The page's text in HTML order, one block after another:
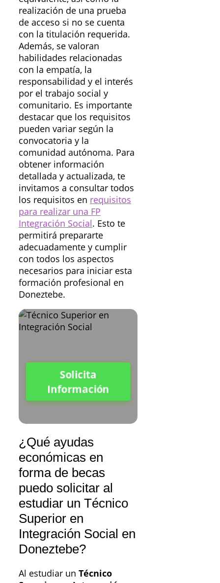
realización de una prueba
de acceso si no se cuenta
con la titulación requerida.
Además, se valoran
habilidades relacionadas
con la empatía, la
responsabilidad y el interés
por el trabajo social y
comunitario. Es importante
destacar que los requisitos
pueden variar según la
convocatoria y la
comunidad autónoma. Para
obtener información
detallada y actualizada, te
invitamos a consultar todos
los requisitos en requisitos
para realizar una FP
Integración Social. Esto te
permitirá prepararte
adecuadamente y cumplir
con todos los aspectos
necesarios para iniciar esta
formación profesional en
Doneztebe.
Solicita
Información
¿Qué ayudas
económicas en
forma de becas
puedo solicitar al
estudiar un Técnico
Superior en
Integración Social en
Doneztebe?
Al estudiar un Técnico